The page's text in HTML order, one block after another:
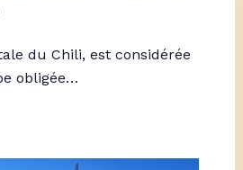
du Chili, est considérée
obligée…